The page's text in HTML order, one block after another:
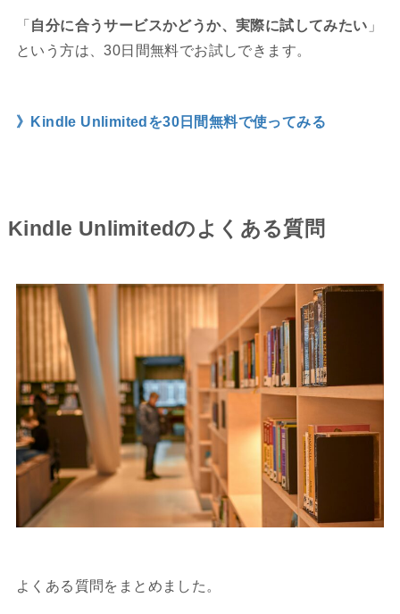
「 自分に合うサービスかどうか、実際に試してみたい 」
という方は、30日間無料でお試しできます。
》Kindle Unlimitedを30日間無料で使ってみる
Kindle Unlimitedのよくある質問
よくある質問をまとめました。